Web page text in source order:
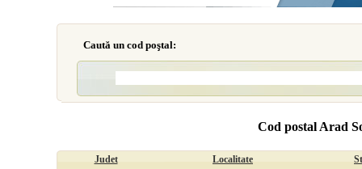
Caută un cod poştal:
Cod postal Arad
Judet Localitate